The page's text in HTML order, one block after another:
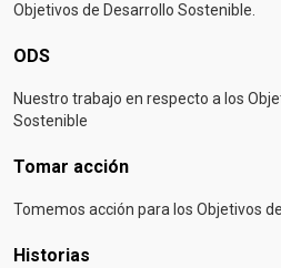
Objetivos de Desarrollo Sostenible.
ODS
Nuestro trabajo en respecto a los
Sostenible
Tomar acción
Tomemos acción para los Objetivos
Historias